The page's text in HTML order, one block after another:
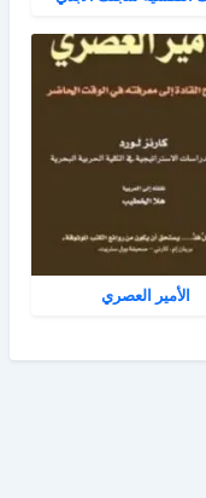
الأمير العصري